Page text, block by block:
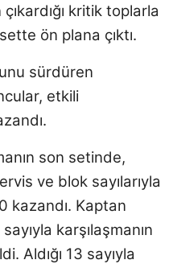
kritik toplarla
ön plana çıktı.
sürdüren
etkili
son setinde,
ve blok sayılarıyla
kazandı. Kaptan
karşılaşmanın
Aldığı 13 sayıyla